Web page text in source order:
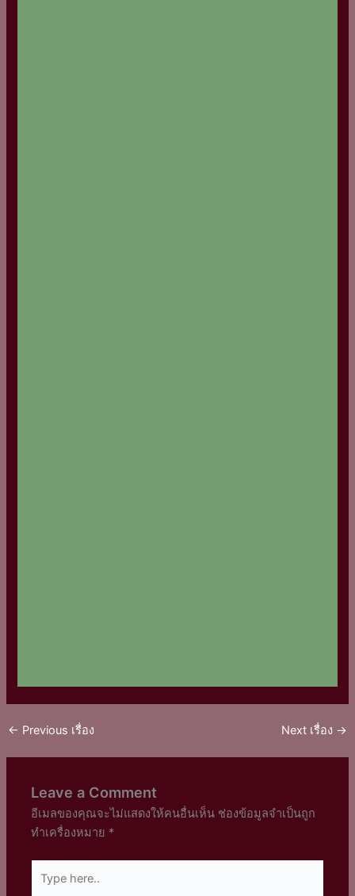
← Previous เรื่อง Next เรื่อง →
Leave a Comment
อีเมลของคุณจะไม่แสดงให้คนอื่นเห็น ช่องข้อมูลจำเป็นถูก
ทำเครื่องหมาย *
here..